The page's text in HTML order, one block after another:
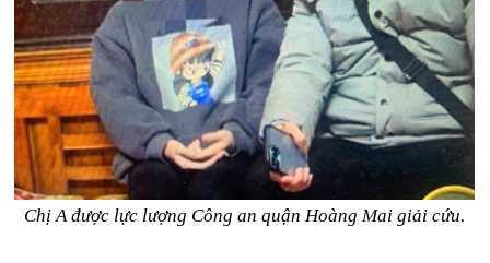
Chị A được lực lượng Công an quận Hoàng Mai giải cứu.